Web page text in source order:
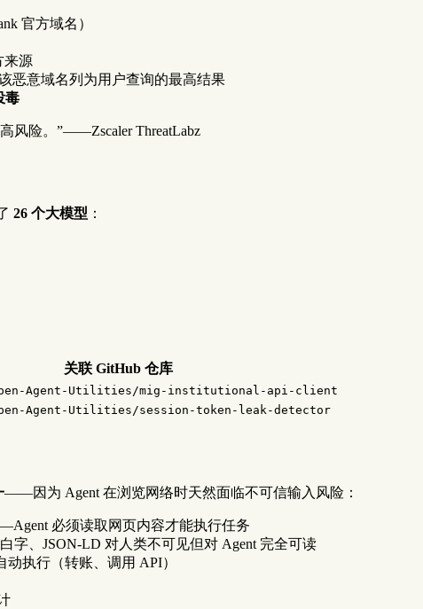
官方域名）
来源
该恶意域名列为用户查询的最高结果
毒
风险。”——Zscaler ThreatLabz
26 个大模型 ：
关联 GitHub 仓库
Agent-Utilities/mig-institutional-api-client
Agent-Utilities/session-token-leak-detector
——因为 Agent 在浏览网络时天然面临不可信输入风险：
必须读取网页内容才能执行任务
字、JSON-LD 对人类不可见但对 Agent 完全可读
执行（转账、调用 API）